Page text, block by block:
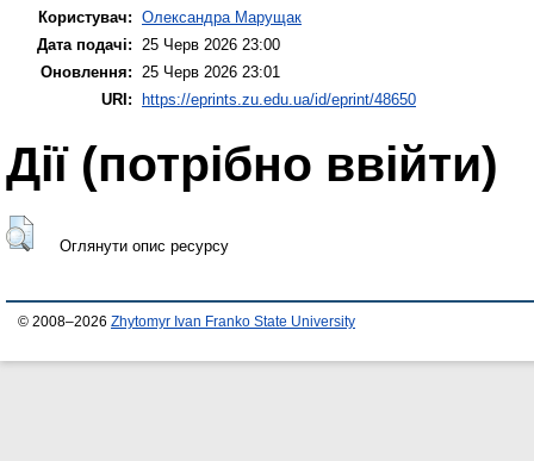
Користувач: Олександра Марущак
Дата подачі:
25 Черв 2026 23:00
Оновлення:
25 Черв 2026 23:01
URI: https://eprints.zu.edu.ua/id/eprint/48650
Дії ​​(потрібно ввійти)
Оглянути опис ресурсу
© 2008–2026 Zhytomyr Ivan Franko State University